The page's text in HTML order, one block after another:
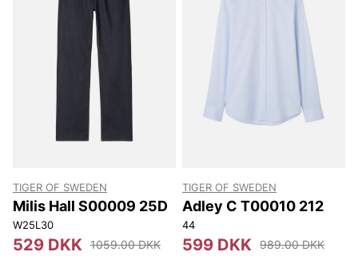
TIGER OF SWEDEN
Milis Hall S00009 25D
W25L30
529 DKK 1059.00 DKK
TIGER OF SWEDEN
Adley C T00010 212
44
599 DKK 989.00 DKK